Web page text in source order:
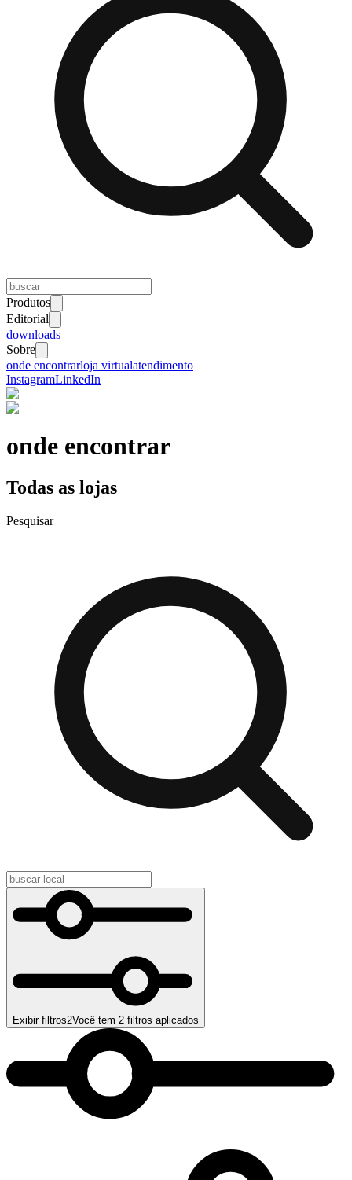
Produtos
Editorial
downloads
Sobre
onde encontrarloja virtualatendimento
InstagramLinkedIn
onde encontrar
Todas as lojas
Pesquisar
Exibir filtros2Você tem 2 filtros aplicados